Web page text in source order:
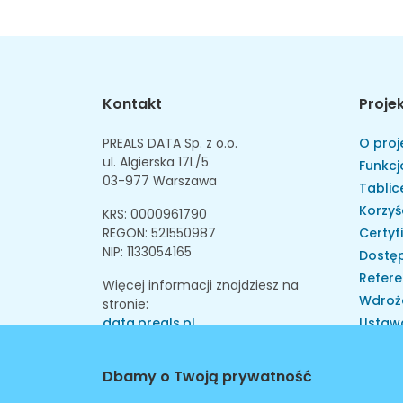
Kontakt
PREALS DATA Sp. z o.o.
ul. Algierska 17L/5
03-977 Warszawa
KRS: 0000961790
REGON: 521550987
NIP: 1133054165
Więcej informacji znajdziesz na
stronie:
data.preals.pl
O
Dbamy o Twoją prywatność